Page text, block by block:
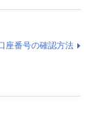
座番号の確認方法